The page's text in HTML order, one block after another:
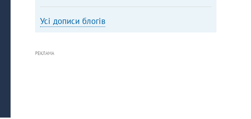
Усі дописи блогів
РЕКЛАМА